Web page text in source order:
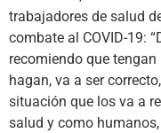
trabajadores de salud
combate al COVID-19:
recomiendo que
hagan, va a ser
situación que los va a
salud y como